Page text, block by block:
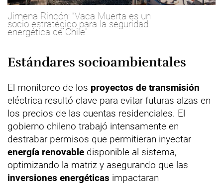
Jimena Rincón: “Vaca Muerta es un
socio estratégico para la seguridad
energética de Chile”
Estándares socioambientales
El monitoreo de los proyectos de transmisión
eléctrica resultó clave para evitar futuras alzas en
los precios de las cuentas residenciales. El
gobierno chileno trabajó intensamente en
destrabar permisos que permitieran inyectar
energía renovable disponible al sistema,
optimizando la matriz y asegurando que las
inversiones energéticas impactaran